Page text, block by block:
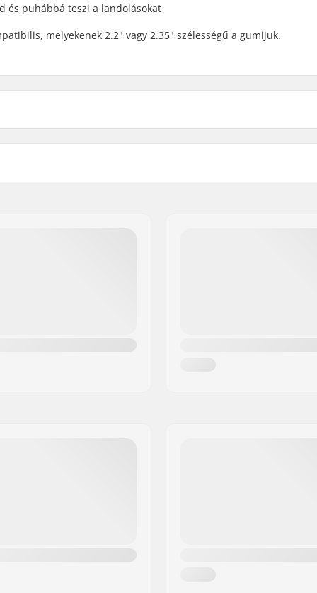
és puhábbá teszi a landolásokat
melyekenek 2.2" vagy 2.35" szélességű a gumijuk.
Összehajtható:
Súly: